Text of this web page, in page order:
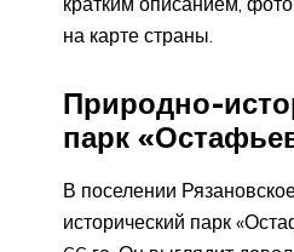
на карте страны.
Природно-
парк
В поселении
исторический парк